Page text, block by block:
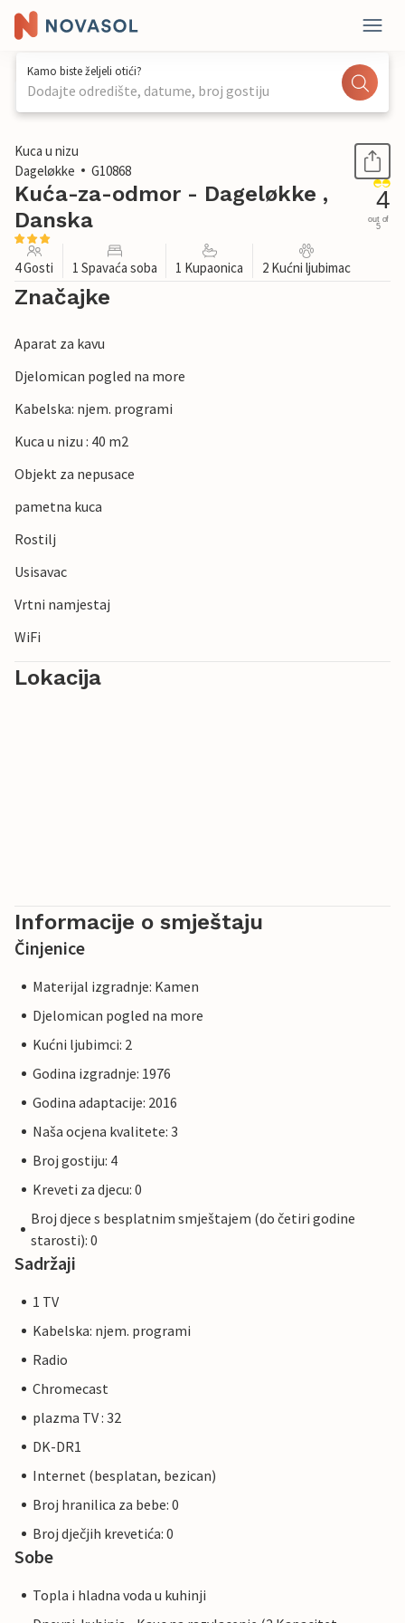
Kamo biste željeli otići?
Dodajte odredište, datume, broj gostiju
1 / 16
Kuca u nizu
Dageløkke
G10868
Kuća-za-odmor - Dageløkke ,
Danska
4
out of
5
4 Gosti 1 Spavaća soba 1 Kupaonica 2 Kućni ljubimac
Značajke
Aparat za kavu
Djelomican pogled na more
Kabelska: njem. programi
Kuca u nizu : 40 m2
Objekt za nepusace
pametna kuca
Rostilj
Usisavac
Vrtni namjestaj
WiFi
Lokacija
Informacije o smještaju
Činjenice
Materijal izgradnje: Kamen
Djelomican pogled na more
Kućni ljubimci: 2
Godina izgradnje: 1976
Godina adaptacije: 2016
Naša ocjena kvalitete: 3
Broj gostiju: 4
Kreveti za djecu: 0
Broj djece s besplatnim smještajem (do četiri godine
starosti): 0
Sadržaji
1 TV
Kabelska: njem. programi
Radio
Chromecast
plazma TV : 32
DK-DR1
Internet (besplatan, bezican)
Broj hranilica za bebe: 0
Broj dječjih krevetića: 0
Sobe
Topla i hladna voda u kuhinji